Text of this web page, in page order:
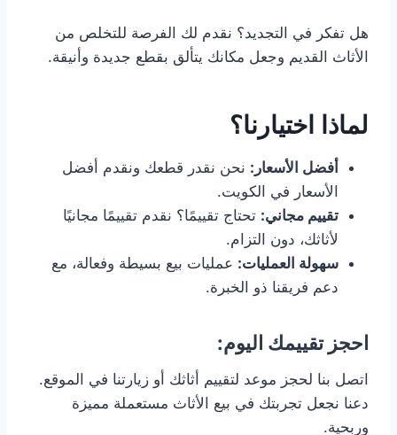
هل تفكر في التجديد؟ نقدم لك الفرصة للتخلص من
الأثاث القديم وجعل مكانك يتألق بقطع جديدة وأنيقة.
لماذا اختيارنا؟
أفضل الأسعار: نحن نقدر قطعك ونقدم أفضل
الأسعار في الكويت.
تقييم مجاني: تحتاج تقييمًا؟ نقدم تقييمًا مجانيًا
لأثاثك، دون التزام.
سهولة العمليات: عمليات بيع بسيطة وفعالة، مع
دعم فريقنا ذو الخبرة.
احجز تقييمك اليوم:
اتصل بنا لحجز موعد لتقييم أثاثك أو زيارتنا في الموقع.
دعنا نجعل تجربتك في بيع الأثاث مستعملة مميزة
وربحية.